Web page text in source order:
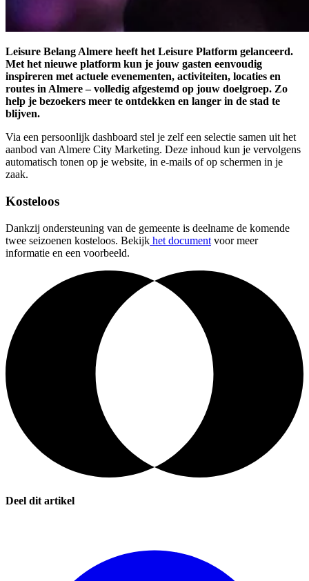
Leisure Belang Almere heeft het Leisure Platform gelanceerd.
Met het nieuwe platform kun je jouw gasten eenvoudig
inspireren met actuele evenementen, activiteiten, locaties en
routes in Almere – volledig afgestemd op jouw doelgroep. Zo
help je bezoekers meer te ontdekken en langer in de stad te
blijven.
Via een persoonlijk dashboard stel je zelf een selectie samen uit het
aanbod van Almere City Marketing. Deze inhoud kun je vervolgens
automatisch tonen op je website, in e-mails of op schermen in je
zaak.
Kosteloos
Dankzij ondersteuning van de gemeente is deelname de komende
twee seizoenen kosteloos. Bekijk het document voor meer
informatie en een voorbeeld.
Deel dit artikel